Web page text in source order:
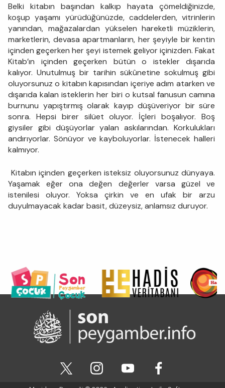
Belki kitabın başından kalkıp hayata çömeldiğinizde,
koşup yaşamı yürüdüğünüzde, caddelerden, vitrinlerin
yanından, mağazalardan yükselen hareketli müziklerin,
marketlerin, devasa apartmanların, her şeyiyle bir kentin
içinden geçerken her şeyi istemek geliyor içinizden. Fakat
Kitab’ın içinden geçerken bütün o istekler dışarıda
kalıyor. Unutulmuş bir tarihin sükûnetine sokulmuş gibi
oluyorsunuz o kitabın kapısından içeriye adım atarken ve
dışarıda kalan isteklerin her biri o kutsal fanusun camına
burnunu yapıştırmış olarak kayıp düşüveriyor bir süre
sonra. Hepsi birer silüet oluyor. İçleri boşalıyor. Boş
giysiler gibi düşüyorlar yalan askılarından. Korkulukları
andırıyorlar. Sönüyor ve kayboluyorlar. İstenecek halleri
kalmıyor.
Kitabın içinden geçerken isteksiz oluyorsunuz dünyaya.
Yaşamak eğer ona değen değerler varsa güzel ve
istenilesi oluyor. Yoksa çirkin ve en ufak bir arzu
duyulmayacak kadar basit, düzeysiz, anlamsız duruyor.